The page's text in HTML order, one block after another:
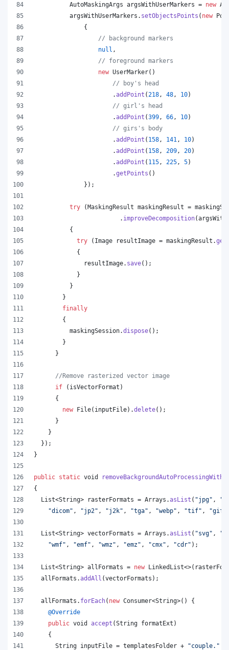
AutoMaskingArgs argsWithUserMarkers = new
argsWithUserMarkers . setObjectsPoints ( new
              {
// background markers
null ,
// foreground markers
new UserMarker()
// boy's head
                      .
addPoint ( 218 , 48 , 10)
// girl's head
                      .
addPoint (399 , 66 , 10)
// girs's body
                      .
addPoint ( 158 , 141 , 10)
                      .
addPoint ( 158 , 209 , 20)
                      .
addPoint ( 115 , 225 , 5)
                      .
getPoints ()
              });
try (MaskingResult maskingResult =
                        .
improveDecomposition(
          {
try ( Image resultImage = maskingResult .
            {
resultImage. save();
            }
          }
        }
finally
        {
maskingSession.dispose();
        }
      }
//Remove rasterized vector image
if ( isVectorFormat )
      {
new File( inputFile).delete();
      }
    }
  });
}
public static void
{
List<String> rasterFormats = Arrays .asList ( "jpg" ,
"dicom" , "jp2" , "j2k" , "tga" , "webp" , "tif" , "gif"
List<String> vectorFormats = Arrays .asList ( "svg" ,
"wmf" , "emf" , "wmz" , "emz" , "cmx" , "cdr" );
List<String> allFormats = new LinkedList<>(
allFormats .addAll (vectorFormats );
allFormats . forEach( new Consumer<String>() {
@Override
public void accept (String formatExt )
    {
String inputFile = templatesFolder + "couple."